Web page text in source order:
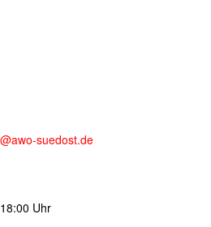
suedost.de
Uhr